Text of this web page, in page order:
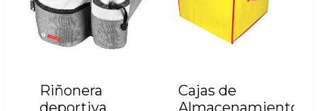
Riñonera
Cajas de